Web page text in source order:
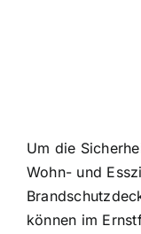
Um die
Wohn- und
können im